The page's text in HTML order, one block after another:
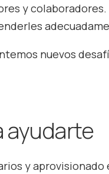
y
nuevos
ayudarte
y